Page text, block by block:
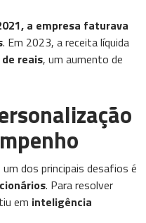
a empresa faturava
. Em 2023, a receita líquida
reais, um aumento de
dos principais desafios é
. Para resolver
em inteligência